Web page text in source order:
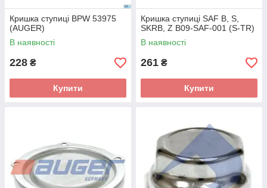
Кришка ступиці BPW 53975
(AUGER)
В наявності
228 ₴
Купити
Кришка ступиці SAF B, S,
SKRB, Z B09-SAF-001 (S-TR)
В наявності
261 ₴
Купити